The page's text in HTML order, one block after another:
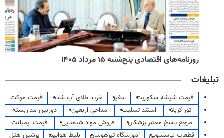
روزنامه‌های اقتصادی پنج‌شنبه ۱۵ مرداد ۱۴۰۵
تبلیغات
قیمت شیشه سکوریت سفیر خرید طلای آب شده
قیمت موکت
تور کربلا
استند تسلیت مداحی اربعین
دوربین مداربسته
مرجع پاسخ معتبر پزشکان
فروش مواد شیمیایی
قیمت ایمپلنت
قطعات لباسشویی
آموزشگاه تیزهوشان بلیط هواپیما
پرشین هتل